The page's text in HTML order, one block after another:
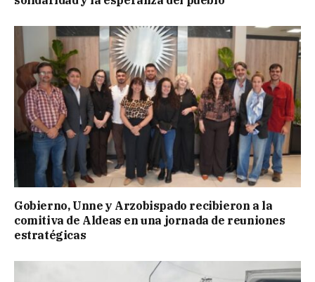
Gobierno, Unne y Arzobispado recibieron a la
comitiva de Aldeas en una jornada de reuniones
estratégicas